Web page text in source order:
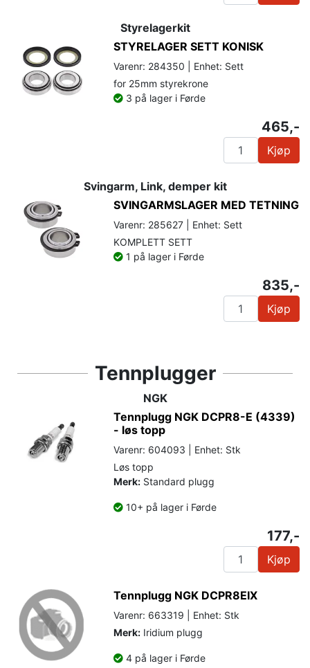
Styrelagerkit
STYRELAGER SETT KONISK
Varenr: 284350 | Enhet: Sett
for 25mm styrekrone
3 på lager i Førde
465,-
Kjøp
Svingarm, Link, demper kit
SVINGARMSLAGER MED TETNING
Varenr: 285627 | Enhet: Sett
KOMPLETT SETT
1 på lager i Førde
835,-
Kjøp
Tennplugger
NGK
Tennplugg NGK DCPR8-E (4339)
- løs topp
Varenr: 604093 | Enhet: Stk
Løs topp
Merk: Standard plugg
10+ på lager i Førde
177,-
Kjøp
Tennplugg NGK DCPR8EIX
Varenr: 663319 | Enhet: Stk
Merk: Iridium plugg
4 på lager i Førde